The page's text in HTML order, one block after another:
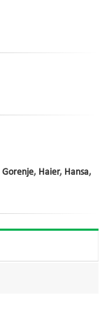
Gorenje, Haier, Hansa,